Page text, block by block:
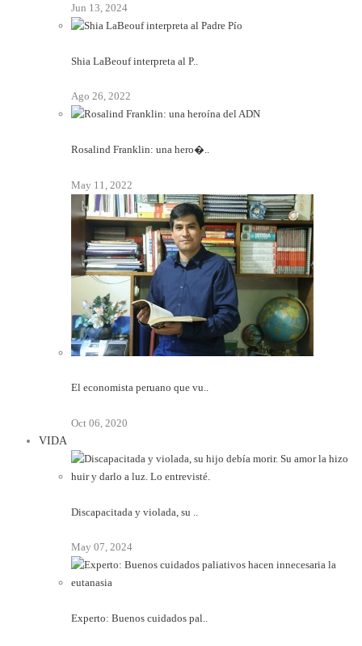
Jun 13, 2024
Shia LaBeouf interpreta al P..
Ago 26, 2022
Rosalind Franklin: una hero�..
May 11, 2022
El economista peruano que vu..
Oct 06, 2020
VIDA
Discapacitada y violada, su ..
May 07, 2024
Experto: Buenos cuidados pal..